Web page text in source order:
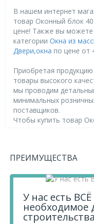
В нашем интернет
товар Оконный блок
цене! Также вы
категории Окна из
Двери,окна по цене от
Приобретая
товары высокого
мы проводим
минимальных
поставщиков.
Чтобы купить товар
перенесите его в
сайте.
ПРЕИМУЩЕСТВА
У нас есть ВСЁ
необходимое
строительства